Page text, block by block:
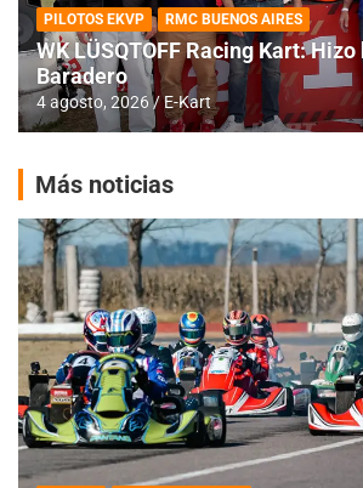
PILOTOS EKVP RMC BUENOS AIRES
WK LÜSQTOFF Racing Kart:
Baradero
4 agosto, 2026 E-Kart
Más noticias